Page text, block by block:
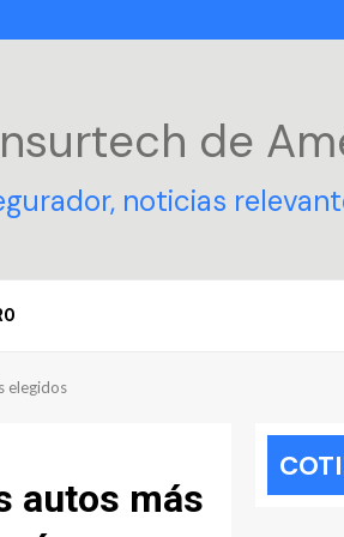
de
noticias
elegidos
autos más